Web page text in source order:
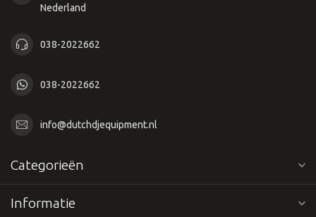
Nederland
038-2022662
038-2022662
info@dutchdjequipment.nl
Categorieën
Informatie